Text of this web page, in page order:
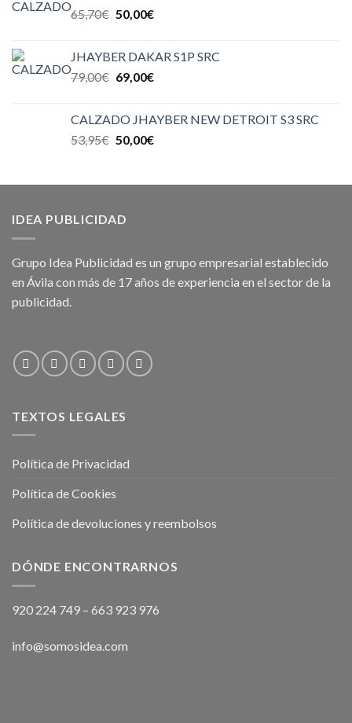
65,70€ 50,00€
JHAYBER DAKAR S1P SRC
79,00€ 69,00€
CALZADO JHAYBER NEW DETROIT S3 SRC
53,95€ 50,00€
IDEA PUBLICIDAD
Grupo Idea Publicidad es un grupo empresarial establecido
en Ávila con más de 17 años de experiencia en el sector de la
publicidad.
TEXTOS LEGALES
Política de Privacidad
Política de Cookies
Política de devoluciones y reembolsos
DÓNDE ENCONTRARNOS
920 224 749 – 663 923 976
info@somosidea.com